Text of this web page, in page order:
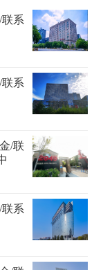
系
系
/联
系